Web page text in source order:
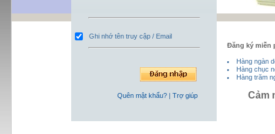
Ghi nhớ tên truy cập / Email
Quên mật khẩu? | Trợ giúp
Đăng ký miễn
Hàng ngàn
Hàng chục
Hàng trăm
Cảm